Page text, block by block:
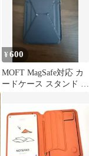
¥600
MOFT MagSafe対応 カ
ードケース スタンド ネ